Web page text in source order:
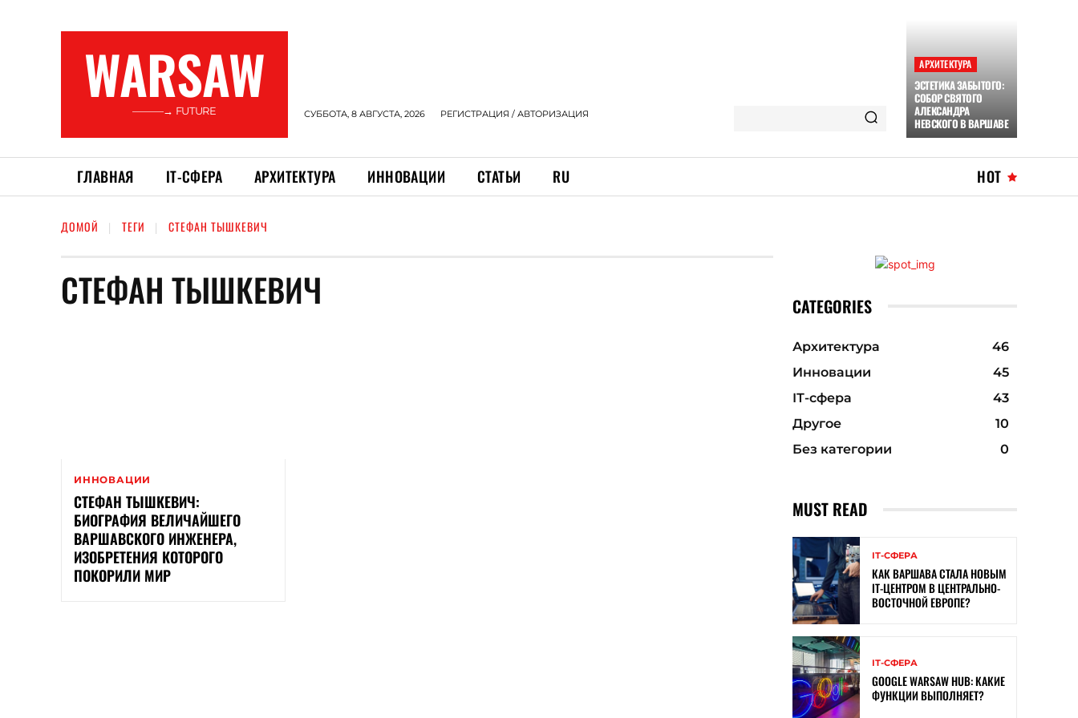
WARSAW
———→ FUTURE СУББОТА, 8 АВГУСТА, 2026 РЕГИСТРАЦИЯ / АВТОРИЗАЦИЯ
АРХИТЕКТУРА
ЭСТЕТИКА ЗАБЫТОГО:
СОБОР СВЯТОГО
АЛЕКСАНДРА
НЕВСКОГО В ВАРШАВЕ
ГЛАВНАЯ ІТ-СФЕРА АРХИТЕКТУРА ИННОВАЦИИ СТАТЬИ RU HOT
ДОМОЙ ТЕГИ СТЕФАН ТЫШКЕВИЧ
СТЕФАН ТЫШКЕВИЧ
ИННОВАЦИИ
СТЕФАН ТЫШКЕВИЧ:
БИОГРАФИЯ ВЕЛИЧАЙШЕГО
ВАРШАВСКОГО ИНЖЕНЕРА,
ИЗОБРЕТЕНИЯ КОТОРОГО
ПОКОРИЛИ МИР
CATEGORIES
Архитектура
46
Инновации
45
ІТ-сфера
43
Другое
10
Без категории
0
MUST READ
ІТ-СФЕРА
КАК ВАРШАВА СТАЛА НОВЫМ
IT-ЦЕНТРОМ В ЦЕНТРАЛЬНО-
ВОСТОЧНОЙ ЕВРОПЕ?
ІТ-СФЕРА
GOOGLE WARSAW HUB: КАКИЕ
ФУНКЦИИ ВЫПОЛНЯЕТ?